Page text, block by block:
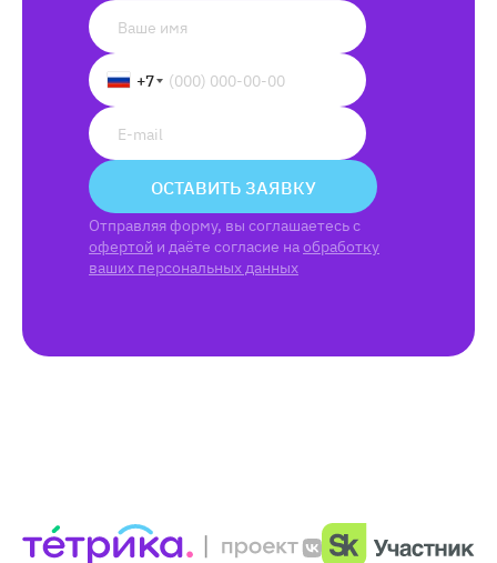
+7
ОСТАВИТЬ ЗАЯВКУ
Отправляя форму, вы соглашаетесь с
офертой и даёте согласие наобработку
ваших персональных данных